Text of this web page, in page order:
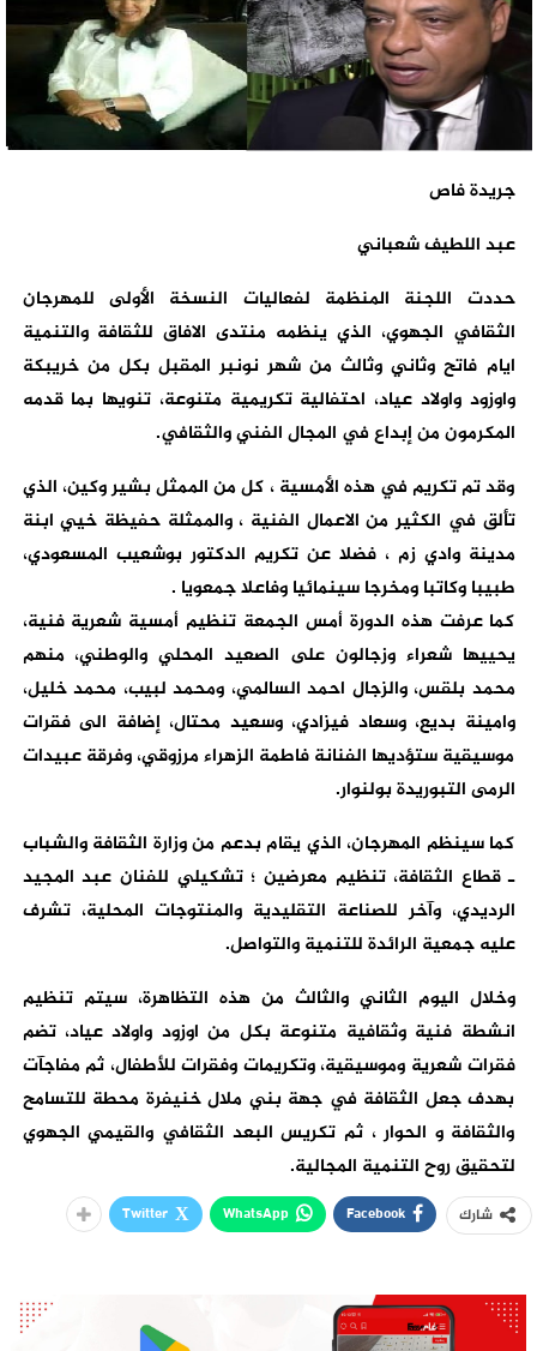
جريدة فاص
عبد اللطيف شعباني
حددت اللجنة المنظمة لفعاليات النسخة الأولى للمهرجان
الثقافي الجهوي، الذي ينظمه منتدى الافاق للثقافة والتنمية
ايام فاتح وثاني وثالث من شهر نونبر المقبل بكل من خريبكة
واوزود واولاد عياد، احتفالية تكريمية متنوعة، تنويها بما قدمه
المكرمون من إبداع في المجال الفني والثقافي.
وقد تم تكريم في هذه الأمسية ، كل من الممثل بشير وكين، الذي
تألق في الكثير من الاعمال الفنية ، والممثلة حفيظة خيي ابنة
مدينة وادي زم ، فضلا عن تكريم الدكتور بوشعيب المسعودي،
طبيبا وكاتبا ومخرجا سينمائيا وفاعلا جمعويا .
كما عرفت هذه الدورة أمس الجمعة تنظيم أمسية شعرية فنية،
يحييها شعراء وزجالون على الصعيد المحلي والوطني، منهم
محمد بلقس، والزجال احمد السالمي، ومحمد لبيب، محمد خليل،
وامينة بديع، وسعاد فيزادي، وسعيد محتال، إضافة الى فقرات
موسيقية ستؤديها الفنانة فاطمة الزهراء مرزوقي، وفرقة عبيدات
الرمى التبوريدة بولنوار.
كما سينظم المهرجان، الذي يقام بدعم من وزارة الثقافة والشباب
ـ قطاع الثقافة، تنظيم معرضين ؛ تشكيلي للفنان عبد المجيد
الرديدي، وآخر للصناعة التقليدية والمنتوجات المحلية، تشرف
عليه جمعية الرائدة للتنمية والتواصل.
وخلال اليوم الثاني والثالث من هذه التظاهرة، سيتم تنظيم
انشطة فنية وثقافية متنوعة بكل من اوزود واولاد عياد، تضم
فقرات شعرية وموسيقية، وتكريمات وفقرات للأطفال، ثم مفاجآت
بهدف جعل الثقافة في جهة بني ملال خنيفرة محطة للتسامح
والثقافة و الحوار ، ثم تكريس البعد الثقافي والقيمي الجهوي
لتحقيق روح التنمية المجالية.
شارك Facebook
WhatsApp
Twitter